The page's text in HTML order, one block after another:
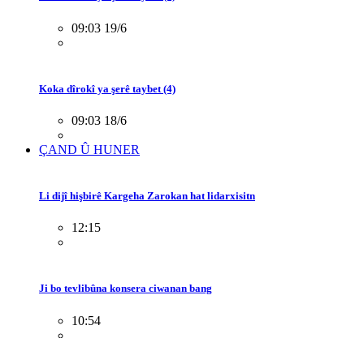
09:03 19/6
Koka dîrokî ya şerê taybet (4)
09:03 18/6
ÇAND Û HUNER
Li dijî hişbirê Kargeha Zarokan hat lidarxisitn
12:15
Ji bo tevlibûna konsera ciwanan bang
10:54